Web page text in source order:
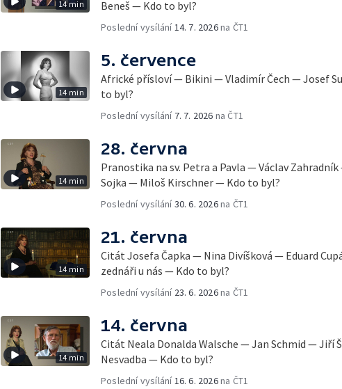
14 min
Beneš — Kdo to byl?
Poslední vysílání 14. 7. 2026na ČT1
14 min
5. července
Africké přísloví — Bikini — Vladimír Čech — Josef
to byl?
Poslední vysílání 7. 7. 2026 na ČT1
14 min
28. června
Pranostika na sv. Petra a Pavla — Václav
Sojka — Miloš Kirschner — Kdo to byl?
Poslední vysílání30. 6. 2026na ČT1
14 min
21. června
Citát Josefa Čapka — Nina Divíšková — Eduard
zednáři u nás — Kdo to byl?
Poslední vysílání 23. 6. 2026na ČT1
14 min
14. června
Citát Neala Donalda Walsche — Jan Schmid — Jiří
Nesvadba — Kdo to byl?
Poslední vysílání 16. 6. 2026na ČT1